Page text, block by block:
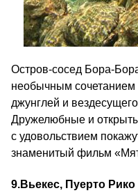
Остров-сосед Бора-
необычным сочетанием
джунглей и
Дружелюбные и
с удовольствием
знаменитый фильм
9.Вьекес, Пуерто Рико